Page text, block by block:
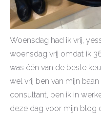
Woensdag had ik vrij,
woensdag vrij omdat ik
was één van de beste
wel vrij ben van mijn
consultant, ben ik in
deze dag voor mijn blog